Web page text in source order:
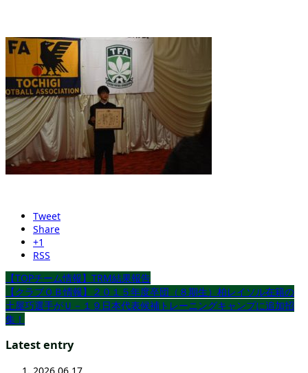
Tweet
Share
+1
RSS
【TOPチーム情報】TRM結果報告
【クラブＯＢ情報】２０１５年度卒団（８期生）柏レイソル在籍の
土屋巧選手がＵ－１９日本代表候補トレーニングキャンプに追加招
集！
Latest entry